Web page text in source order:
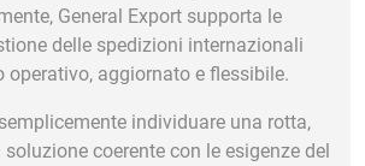
General Export supporta le
delle spedizioni internazionali
operativo, aggiornato e flessibile.
individuare una rotta,
coerente con le esigenze del